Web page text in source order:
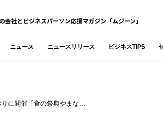
会社とビジネスパーソン応援マガジン「ムジーン」
ニュース ニュースリリース ビジネスTIPS
に開催「食の祭典やまな…